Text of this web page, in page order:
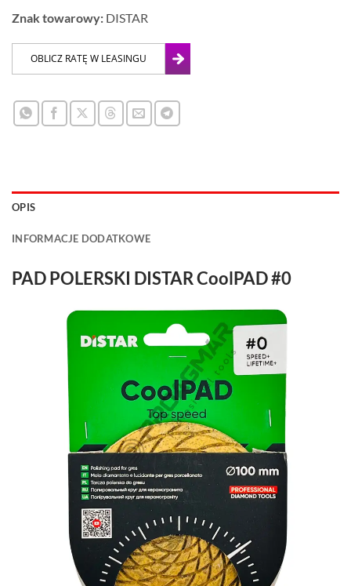
Znak towarowy: DISTAR
OPIS
INFORMACJE DODATKOWE
PAD POLERSKI DISTAR CoolPAD #0